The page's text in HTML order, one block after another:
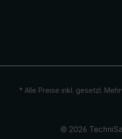
* Alle Preise inkl. gesetzl.
© 2026